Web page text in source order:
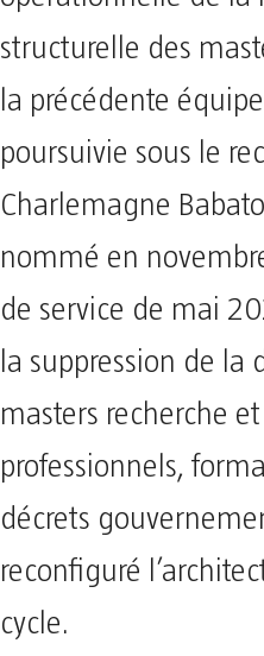
structurelle des
la précédente
poursuivie sous le
Charlemagne
nommé en
de service de mai
la suppression de la
masters recherche
professionnels,
décrets
reconfiguré
cycle.